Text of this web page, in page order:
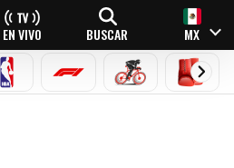
EN VIVO BUSCAR MX
NBA FÓRMULA 1CICLISMOBOXEO